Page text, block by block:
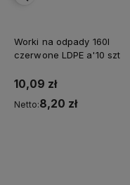
Worki na odpady 160l
czerwone LDPE a'10 szt
10,09 zł
Netto:8,20 zł